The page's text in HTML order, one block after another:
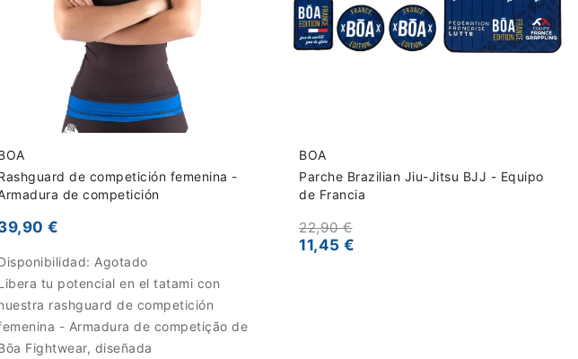
de competición femenina -
de competición
€
Agotado
tu potencial en el tatami con
rashguard de competición
- Armadura de competição de
Fightwear, diseñada
BOA
Parche Brazilian Jiu-Jitsu BJJ - Equipo
de Francia
22,90 €
11,45 €